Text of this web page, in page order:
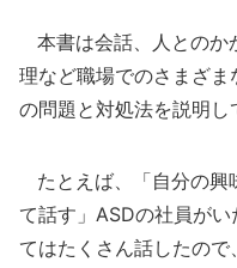
本書は会話、人とのか
理など職場でのさまざ
の問題と対処法を説明し
たとえば、「自分の興
て話す」ASDの社員が
てはたくさん話したの